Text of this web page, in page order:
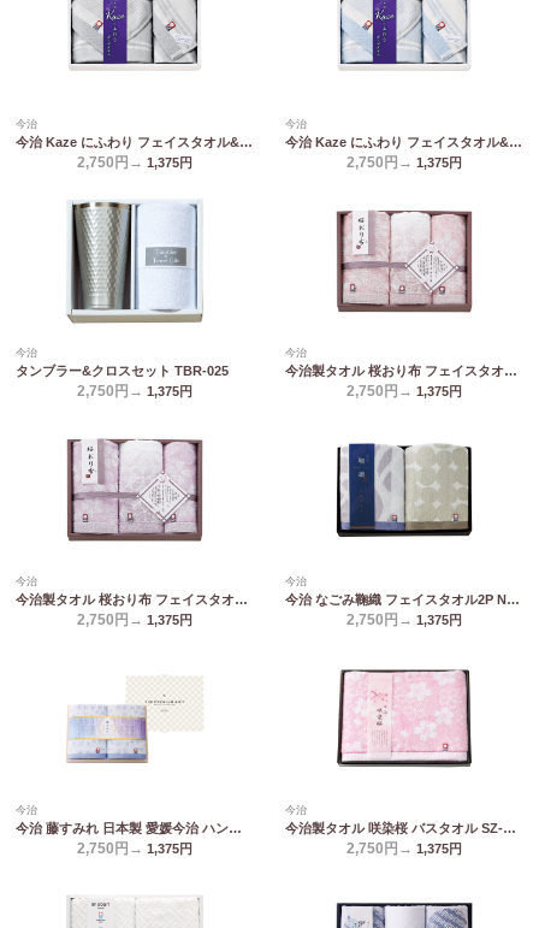
今治
今治 Kaze にふわり フェイスタオル&ハンドタオル グレー KCN20250-GY/BL
2,750円→ 1,375円
今治
今治 Kaze にふわり フェイスタオル&ハンドタオル ブルー KCN20250-GY/BL
2,750円→ 1,375円
今治
タンブラー&クロスセット TBR-025
2,750円→ 1,375円
今治
今治製タオル 桜おり布 フェイスタオル2P&ウォッシュタオル ピンク IS9625 PI/PU
2,750円→ 1,375円
今治
今治製タオル 桜おり布 フェイスタオル2P&ウォッシュタオル パープル IS9625 PI/PU
2,750円→ 1,375円
今治
今治 なごみ鞠織 フェイスタオル2P N-20250
2,750円→ 1,375円
今治
今治 藤すみれ 日本製 愛媛今治 ハンドタオル2P(木箱入) 66625
2,750円→ 1,375円
今治
今治製タオル 咲染桜 バスタオル SZ-2501
2,750円→ 1,375円